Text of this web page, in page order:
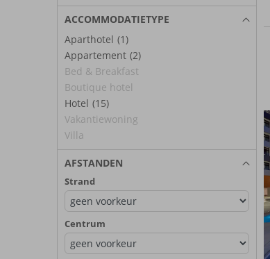
ACCOMMODATIETYPE
Aparthotel (1)
Appartement (2)
Bed & Breakfast
Boutique hotel
Hotel (15)
Vakantiewoning
Villa
AFSTANDEN
Strand
Centrum